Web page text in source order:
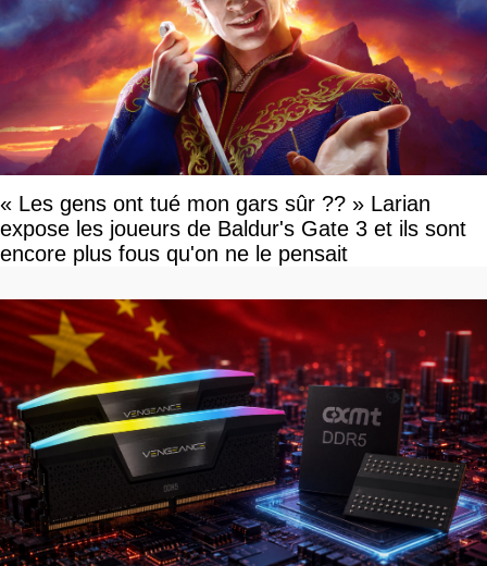
« Les gens ont tué mon gars sûr ?? » Larian
expose les joueurs de Baldur's Gate 3 et ils sont
encore plus fous qu'on ne le pensait